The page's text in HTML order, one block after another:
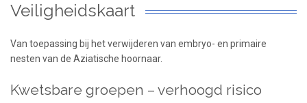
Veiligheidskaart
Van toepassing bij het verwijderen van embryo- en primaire
nesten van de Aziatische hoornaar.
Kwetsbare groepen – verhoogd risico